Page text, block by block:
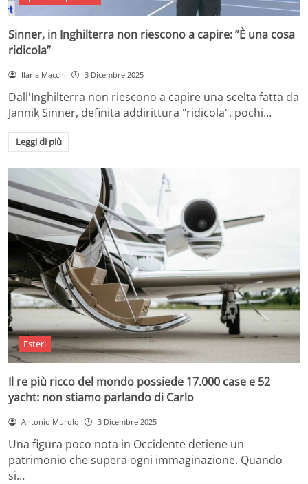
Sinner, in Inghilterra non riescono a capire: ”È una cosa
ridicola”
Ilaria Macchi 3 Dicembre 2025
Dall'Inghilterra non riescono a capire una scelta fatta da
Jannik Sinner, definita addirittura "ridicola", pochi…
Leggi di più
Esteri
Il re più ricco del mondo possiede 17.000 case e 52
yacht: non stiamo parlando di Carlo
Antonio Murolo 3 Dicembre 2025
Una figura poco nota in Occidente detiene un
patrimonio che supera ogni immaginazione. Quando
si…